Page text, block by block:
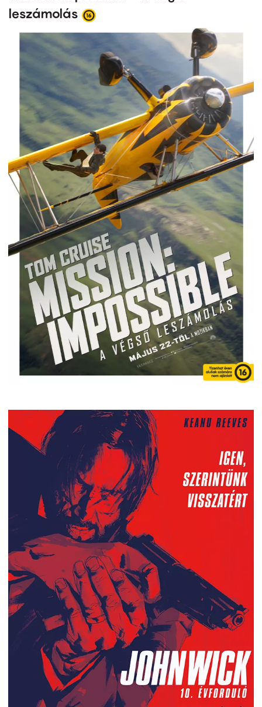
leszámolás